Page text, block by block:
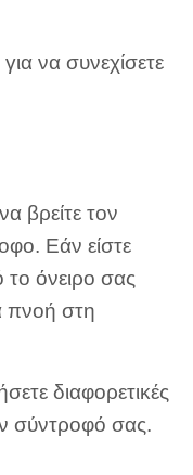
να συνεχίσετε
βρείτε τον
Εάν είστε
όνειρο σας
πνοή στη
διαφορετικές
σύντροφό σας.